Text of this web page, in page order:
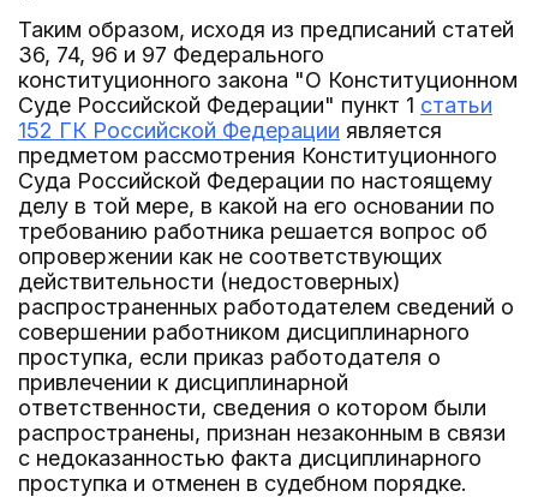
Таким образом, исходя из предписаний статей
36, 74, 96 и 97 Федерального
конституционного закона "О Конституционном
Суде Российской Федерации" пункт 1 статьи
152 ГК Российской Федерации является
предметом рассмотрения Конституционного
Суда Российской Федерации по настоящему
делу в той мере, в какой на его основании по
требованию работника решается вопрос об
опровержении как не соответствующих
действительности (недостоверных)
распространенных работодателем сведений о
совершении работником дисциплинарного
проступка, если приказ работодателя о
привлечении к дисциплинарной
ответственности, сведения о котором были
распространены, признан незаконным в связи
с недоказанностью факта дисциплинарного
проступка и отменен в судебном порядке.